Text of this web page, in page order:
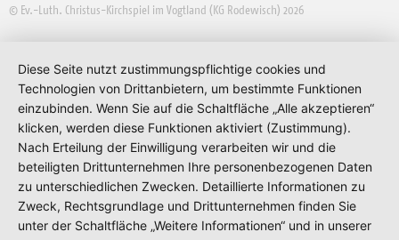
© Ev.-Luth. Christus-Kirchspiel im Vogtland (KG Rodewisch) 2026
Diese Seite nutzt zustimmungspflichtige cookies und
Technologien von Drittanbietern, um bestimmte Funktionen
einzubinden. Wenn Sie auf die Schaltfläche „Alle akzeptieren“
klicken, werden diese Funktionen aktiviert (Zustimmung).
Nach Erteilung der Einwilligung verarbeiten wir und die
beteiligten Drittunternehmen Ihre personenbezogenen Daten
zu unterschiedlichen Zwecken. Detaillierte Informationen zu
Zweck, Rechtsgrundlage und Drittunternehmen finden Sie
unter der Schaltfläche „Weitere Informationen“ und in unserer